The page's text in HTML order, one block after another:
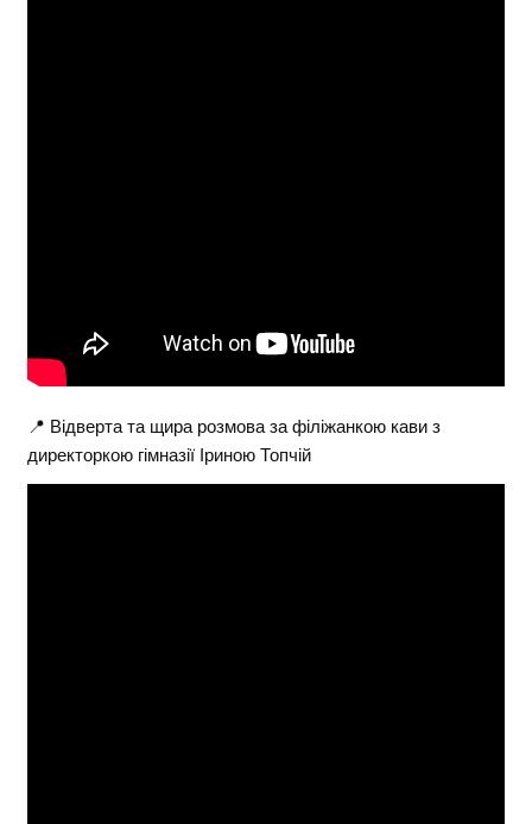
📍 Відверта та щира розмова за філіжанкою кави з
директоркою гімназії Іриною Топчій